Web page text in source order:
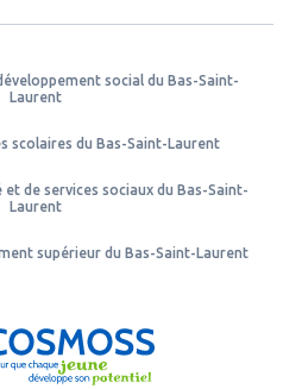
social du Bas-Saint-
Laurent
scolaires du Bas-Saint-Laurent
de services sociaux du Bas-Saint-
Laurent
supérieur du Bas-Saint-Laurent